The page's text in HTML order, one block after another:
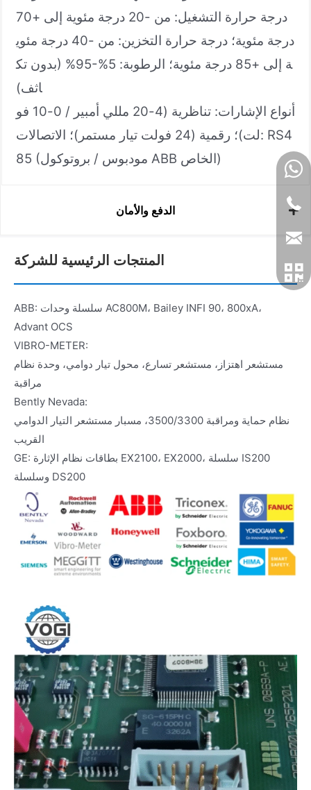
درجة حرارة التشغيل: من -20 درجة مئوية إلى +70
درجة مئوية؛ درجة حرارة التخزين: من -40 درجة مئوي
ة إلى +85 درجة مئوية؛ الرطوبة: 5%-95% (بدون تك
اثف)
أنواع الإشارات: تناظرية (4-20 مللي أمبير / 0-10 فو
لت)؛ رقمية (24 فولت تيار مستمر)؛ الاتصالات: RS4
85 (مودبوس / بروتوكول ABB الخاص)
الدفع والأمان
المنتجات الرئيسية للشركة
ABB: سلسلة وحدات AC800M، Bailey INFI 90، 800xA،
Advant OCS
VIBRO-METER:
مستشعر اهتزاز، مستشعر تسارع، محول تيار دوامي، وحدة نظام
مراقبة
Bently Nevada:
نظام حماية ومراقبة 3500/3300، مسبار مستشعر التيار الدوامي
القريب
GE: بطاقات نظام الإثارة EX2100، EX2000، سلسلة IS200
وسلسلة DS200